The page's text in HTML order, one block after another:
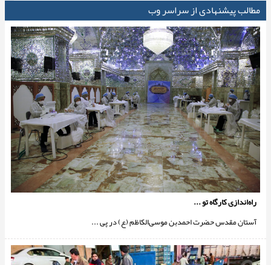
مطالب پیشنهادی از سراسر وب
راه‌اندازی کارگاه تو ...
آستان مقدس حضرت احمدبن موسی‌الکاظم (ع) در پی ...